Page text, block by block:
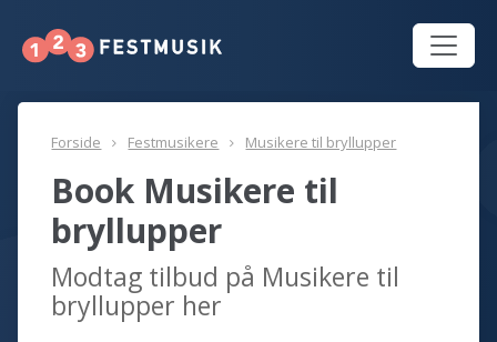
Forside Festmusikere Musikere til bryllupper
Book Musikere til
bryllupper
Modtag tilbud på Musikere til
bryllupper her